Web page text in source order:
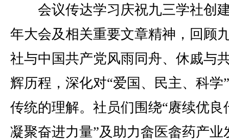
会议传达学习庆祝九三学社创
年大会及相关重要文章精神，回顾
社与中国共产党风雨同舟、休戚与
辉历程，深化对“爱国、民主、科学
传统的理解。社员们围绕“赓续优良
凝聚奋进力量”及助力畲医畲药产业